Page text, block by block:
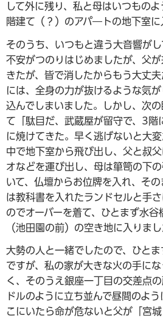
して外に残り、私と母はいつもの
階建て（？）のアパ―トの地下室に
そのうち、いつもと違う大音響がし
不安がつのりはじめましたが、父
きたが、皆で消したからもう大丈
には、全身の力が抜けるような気
込んでしまいました。しかし、次
て「駄目だ、武蔵屋が留守で、3階
に焼けてきた。早く逃げないと大
中で地下室から飛び出し、父と叔
オなどを運び出し、母は箪笥の下
いて、仏壇からお位牌を入れ、そ
は教科書を入れたランドセルと手
のでオーバーを着て、ひとまず水
（池田園の前）の空き地に入りまし
大勢の人と一緒でしたので、ひと
ですが、私の家が大きな火の手に
く、そのうえ銀座一丁目の交差点
ドルのように立ち並んで昼間のよ
こにいたら命が危ないと父が「宮